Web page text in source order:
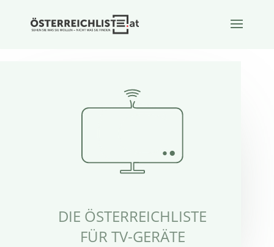
DIE ÖSTERREICHLISTE
FÜR TV-GERÄTE